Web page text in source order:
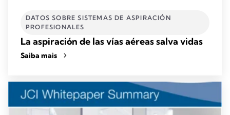
DATOS SOBRE SISTEMAS DE ASPIRACIÓN
PROFESIONALES
La aspiración de las vías aéreas salva vidas
Saiba mais